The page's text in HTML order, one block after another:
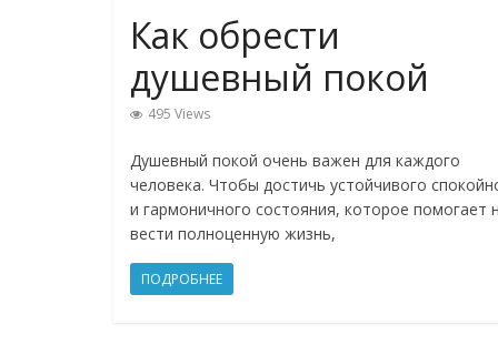
Как обрести
душевный покой
495 Views
Душевный покой очень важен для каждого
человека. Чтобы достичь устойчивого
и гармоничного состояния, которое помогает
вести полноценную жизнь,
ПОДРОБНЕЕ